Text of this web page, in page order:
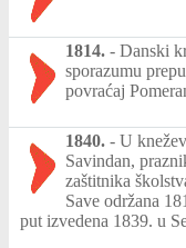
1814. - Danski
sporazumu
povraćaj
1840. - U
Savindan,
zaštitnika
Save održana
put izvedena 1839. u